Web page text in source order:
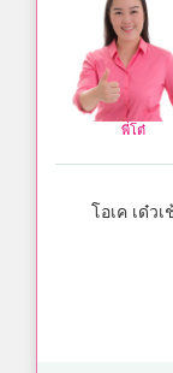
พี่โต๋
โอเค เด๋ว